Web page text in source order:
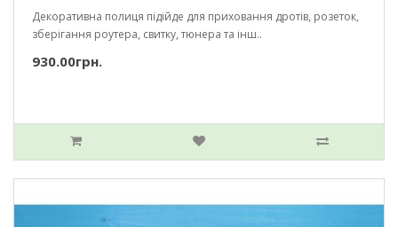
Декоративна полиця підійде для приховання дротів, розеток,
зберігання роутера, свитку, тюнера та інш..
930.00грн.